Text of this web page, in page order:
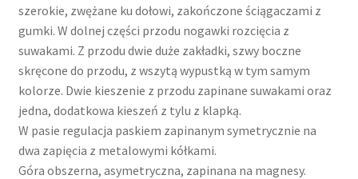
szerokie, zwężane ku dołowi, zakończone ściągaczami z
gumki. W dolnej części przodu nogawki rozcięcia z
suwakami. Z przodu dwie duże zakładki, szwy boczne
skręcone do przodu, z wszytą wypustką w tym samym
kolorze. Dwie kieszenie z przodu zapinane suwakami oraz
jedna, dodatkowa kieszeń z tylu z klapką.
W pasie regulacja paskiem zapinanym symetrycznie na
dwa zapięcia z metalowymi kółkami.
Góra obszerna, asymetryczna, zapinana na magnesy.